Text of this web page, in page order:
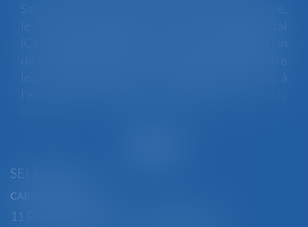
Saisi par la Présidente de l'Assemblée nationale,
le Conseil économique, social et environnemental
(CESE) a adopté ce jour son avis sur la proposition
de loi visant à lutter de manière intégrale contre
les violences sexistes et sexuelles commises à
l'encontre des femmes et des enfants...
SELARL BGBJ
CABINET PRINCIPAL
11 Place Edmond Henry - 88000 ÉPINAL